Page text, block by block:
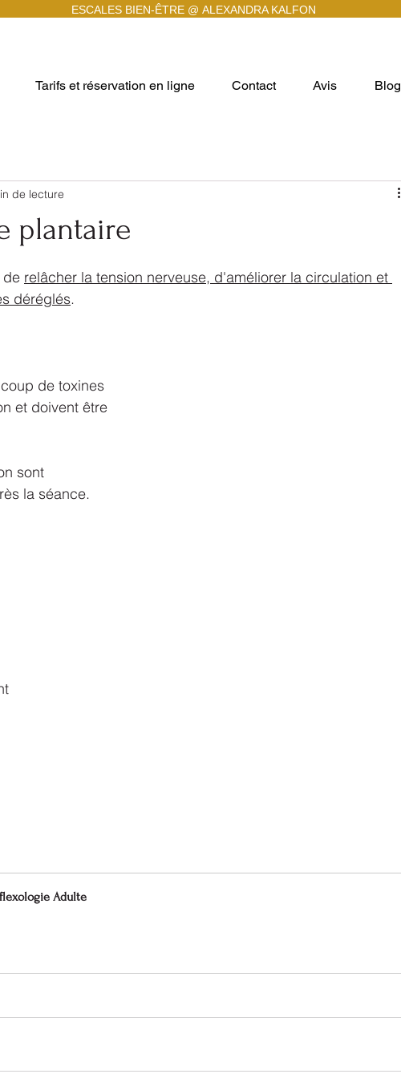
ESCALES BIEN-ÊTRE @ ALEXANDRA KALFON
Tarifs et réservation en ligne Contact Avis Blog
plantaire
de lecture
de relâcher la tension nerveuse, d'améliorer la circulation et
déréglés.
de toxines
et doivent être
sont
la séance.
Adulte